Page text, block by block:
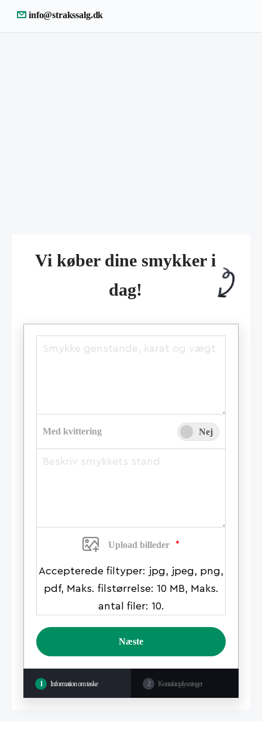
info@strakssalg.dk
Vi køber dine smykker i
dag!
1 Information om taske 2 Kontaktoplysninger
Med kvittering Nej
Upload billeder *
Accepterede filtyper: jpg, jpeg, png,
pdf, Maks. filstørrelse: 10 MB, Maks.
antal filer: 10.